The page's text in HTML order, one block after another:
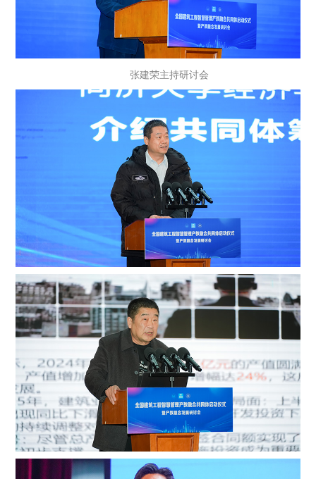
张建荣主持研讨会